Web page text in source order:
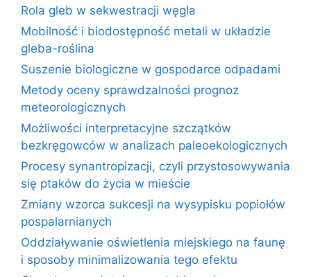
Rola gleb w sekwestracji węgla
Mobilność i biodostępność metali w układzie
gleba-roślina
Suszenie biologiczne w gospodarce odpadami
Metody oceny sprawdzalności prognoz
meteorologicznych
Możliwości interpretacyjne szczątków
bezkręgowców w analizach paleoekologicznych
Procesy synantropizacji, czyli przystosowywania
się ptaków do życia w mieście
Zmiany wzorca sukcesji na wysypisku popiołów
pospalarnianych
Oddziaływanie oświetlenia miejskiego na faunę
i sposoby minimalizowania tego efektu